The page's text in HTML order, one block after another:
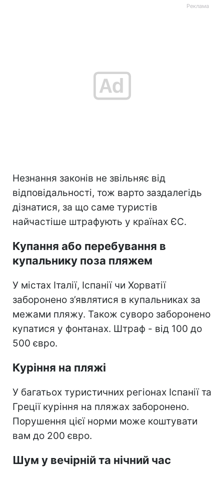
Незнання законів не звільняє від
відповідальності, тож варто заздалегідь
дізнатися, за що саме туристів
найчастіше штрафують у країнах ЄС.
Купання або перебування в
купальнику поза пляжем
У містах Італії, Іспанії чи Хорватії
заборонено з’являтися в купальниках за
межами пляжу. Також суворо заборонено
купатися у фонтанах. Штраф - від 100 до
500 євро.
Куріння на пляжі
У багатьох туристичних регіонах Іспанії та
Греції куріння на пляжах заборонено.
Порушення цієї норми може коштувати
вам до 200 євро.
Шум у вечірній та нічний час